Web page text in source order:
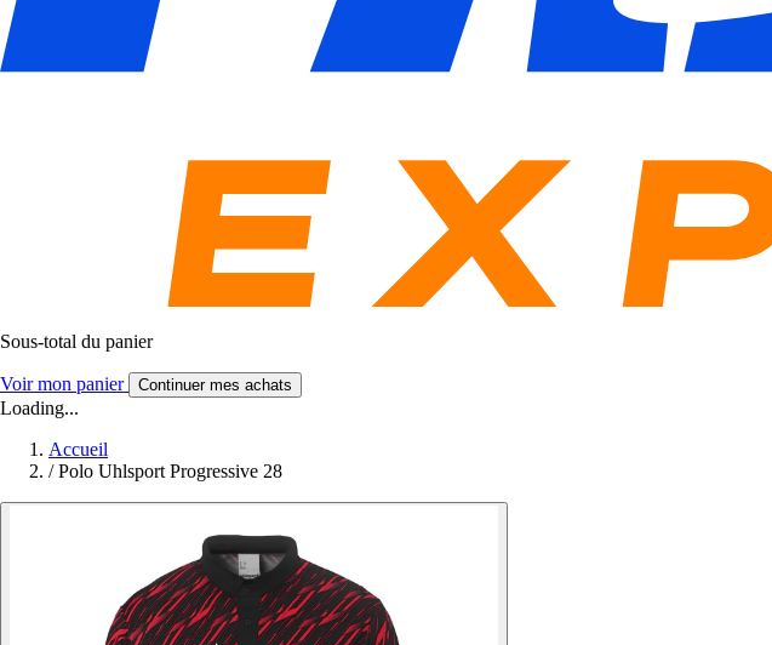
Sous-total du panier
Voir mon panier Continuer mes achats
Loading...
Accueil
/ Polo Uhlsport Progressive 28